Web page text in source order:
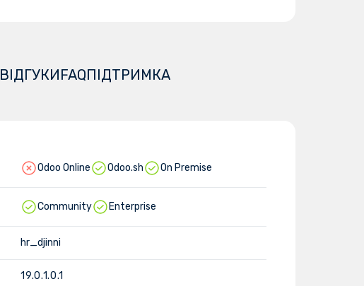
ВІДГУКИFAQПІДТРИМКА
Odoo Online Odoo.sh On Premise
Community Enterprise
hr_djinni
19.0.1.0.1